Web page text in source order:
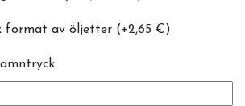
format av öljetter (+2,65 €)